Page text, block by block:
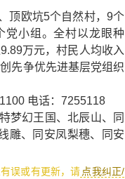
欧坑5个自然村，9个
党小组。全村以龙眼种
万元，村民人均收入
先争优先进基层党组织
电话：7255118
梦幻王国 、北辰山、
同
雕、 同安凤梨穗、
同安
误或有更新，请 点我纠正/